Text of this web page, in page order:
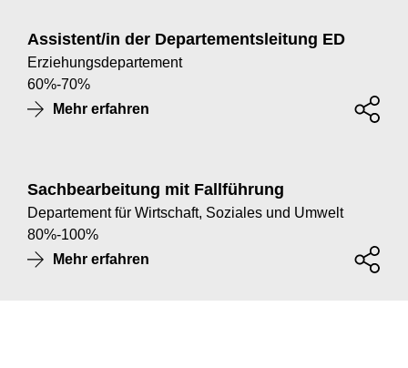
Assistent/in der Departementsleitung ED
Erziehungsdepartement
60%-70%
Mehr erfahren
Sachbearbeitung mit Fallführung
Departement für Wirtschaft, Soziales und Umwelt
80%-100%
Mehr erfahren